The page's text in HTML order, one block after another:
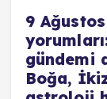
9
gündemi
Boğa,